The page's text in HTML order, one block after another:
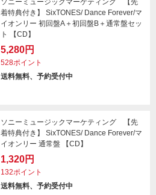
ソニーミュージックマーケティング 【先
着特典付き】 SixTONES/ Dance Forever/マ
イオンリー 初回盤A＋初回盤B＋通常盤セッ
ト 【CD】
5,280円
528ポイント
送料無料、予約受付中
ソニーミュージックマーケティング 【先
着特典付き】 SixTONES/ Dance Forever/マ
イオンリー 通常盤 【CD】
1,320円
132ポイント
送料無料、予約受付中